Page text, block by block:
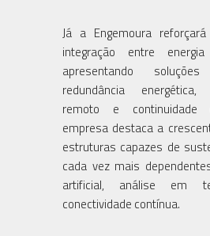
Já a Engemoura
integração entre
apresentando
redundância energética,
remoto e continuidade
empresa destaca a
estruturas capazes de
cada vez mais
artificial, análise em
conectividade contínua.